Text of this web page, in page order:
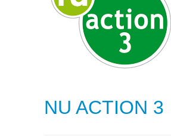
NU ACTION 3